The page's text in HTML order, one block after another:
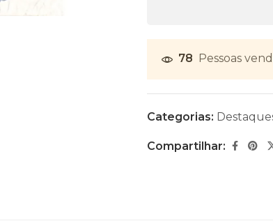
78 Pessoas
Categorias:
Compartilhar: